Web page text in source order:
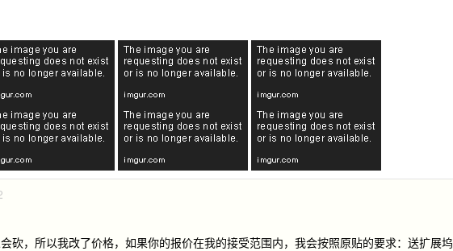
砍，所以我改了价格，如果你的报价在我的接受范围内，我会按照原贴的要求：送扩展坞